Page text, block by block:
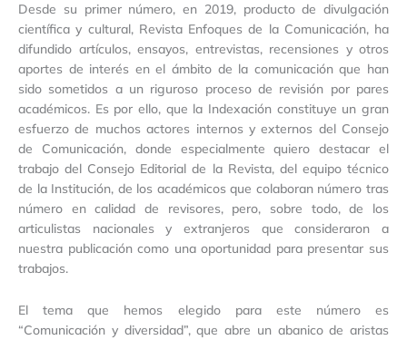
Desde su primer número, en 2019, producto de divulgación
científica y cultural, Revista Enfoques de la Comunicación, ha
difundido artículos, ensayos, entrevistas, recensiones y otros
aportes de interés en el ámbito de la comunicación que han
sido sometidos a un riguroso proceso de revisión por pares
académicos. Es por ello, que la Indexación constituye un gran
esfuerzo de muchos actores internos y externos del Consejo
de Comunicación, donde especialmente quiero destacar el
trabajo del Consejo Editorial de la Revista, del equipo técnico
de la Institución, de los académicos que colaboran número tras
número en calidad de revisores, pero, sobre todo, de los
articulistas nacionales y extranjeros que consideraron a
nuestra publicación como una oportunidad para presentar sus
trabajos.
El tema que hemos elegido para este número es
“Comunicación y diversidad”, que abre un abanico de aristas